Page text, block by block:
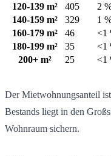
120-139 m²
405
2
140-159 m²
329
1
160-179 m²
46
<1
180-199 m²
35
<1
200+ m²
25 <1
Der Mietwohnungsanteil
Bestands liegt in den
Wohnraum sichern.